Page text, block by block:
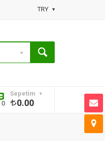
TRY
Sepetim
0
0.00